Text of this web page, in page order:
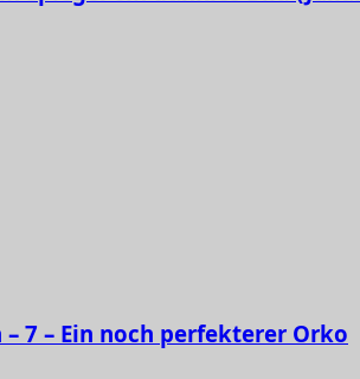
7 – Ein noch perfekterer Orko